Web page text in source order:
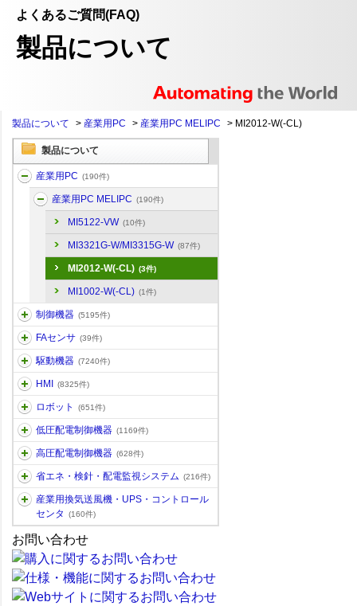
よくあるご質問(FAQ)
製品について
製品について > 産業用PC > 産業用PC MELIPC > MI2012-W(-CL)
製品について
産業用PC (190件)
産業用PC MELIPC (190件)
MI5122-VW (10件)
MI3321G-W/MI3315G-W (87件)
MI2012-W(-CL) (3件)
MI1002-W(-CL) (1件)
制御機器 (5195件)
FAセンサ (39件)
駆動機器 (7240件)
HMI (8325件)
ロボット (651件)
低圧配電制御機器 (1169件)
高圧配電制御機器 (628件)
省エネ・検針・配電監視システム (216件)
産業用換気送風機・UPS・コントロール
センタ
(160件)
お問い合わせ